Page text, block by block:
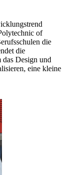
of
die
die
Design und
eine kleine